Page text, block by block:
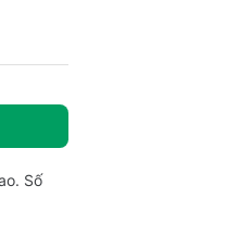
Số